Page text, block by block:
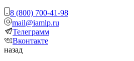
8 (800) 700-41-98
mail@iamlp.ru
Телеграмм
Вконтакте
назад